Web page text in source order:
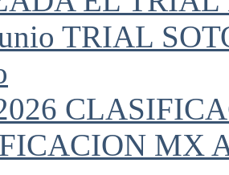
TRIAL
MX